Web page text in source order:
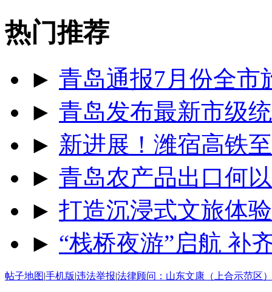
热门推荐
► 青岛通报7月份全市
► 青岛发布最新市级
► 新进展！潍宿高铁
► 青岛农产品出口何
► 打造沉浸式文旅体
► “栈桥夜游”启航 补
帖子地图|手机版|违法举报|法律顾问：山东文康（上合示范区